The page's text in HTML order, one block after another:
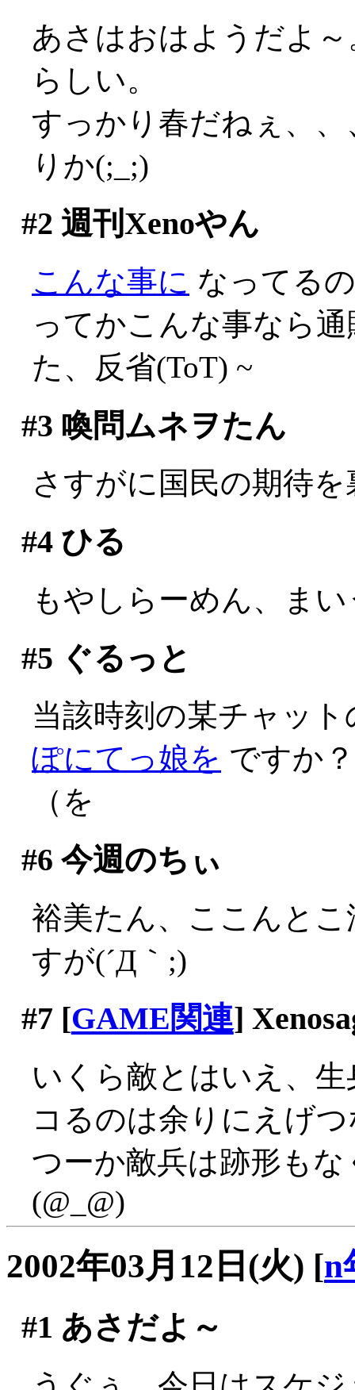
あさはおはようだよ
らしい。
すっかり春だねぇ、
りか(;_;)
#2 週刊Xenoやん
こんな事に なってる
ってかこんな事なら
た、反省(ToT) ~
#3 喚問ムネヲたん
さすがに国民の期待
#4ひる
もやしらーめん、ま
#5 ぐるっと
当該時刻の某チャッ
ぽにてっ娘を ですか
（を
#6 今週のちぃ
裕美たん、ここんと
すが(´Д｀;)
#7 [GAME関連]
いくら敵とはいえ、
コるのは余りにえげ
つーか敵兵は跡形も
(@_@)
2002年03月12日(火) [n
#1 あさだよ～